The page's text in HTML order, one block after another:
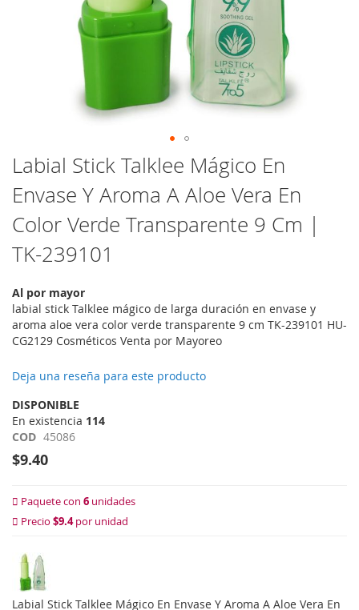
Saltar
al
comienzo
de
la
de
Labial Stick Talklee Mágico En
Envase Y Aroma A Aloe Vera En
Color Verde Transparente 9 Cm |
TK-239101
Al por mayor
labial stick Talklee mágico de larga duración en envase y
aroma aloe vera color verde transparente 9 cm TK-239101 HU-
CG2129 Cosméticos Venta por Mayoreo
Deja una reseña para este producto
DISPONIBLE
En existencia 114
COD 45086
$9.40
Paquete con 6 unidades
Precio $9.4por unidad
Labial Stick Talklee Mágico En Envase Y Aroma A Aloe Vera En